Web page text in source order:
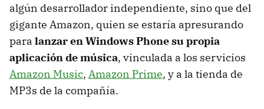
algún desarrollador independiente, sino que del
gigante Amazon, quien se estaría apresurando
para lanzar en Windows Phone su propia
aplicación de música, vinculada a los servicios
Amazon Music, Amazon Prime, y a la tienda de
MP3s de la compañía.